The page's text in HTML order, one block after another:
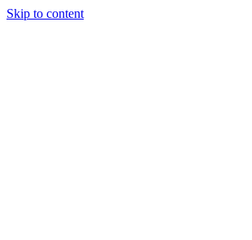
Skip to content